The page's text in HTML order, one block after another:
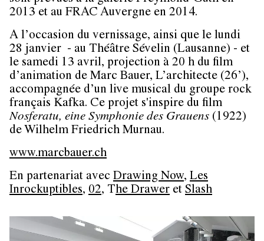
2013 et au FRAC Auvergne en 2014.
A l’occasion du vernissage, ainsi que le lundi
28 janvier - au Théâtre Sévelin (Lausanne) - et
le samedi 13 avril, projection à 20 h du film
d’animation de Marc Bauer, L’architecte (26’),
accompagnée d’un live musical du groupe rock
français Kafka. Ce projet s'inspire du film
Nosferatu, eine Symphonie des Grauens (1922)
de Wilhelm Friedrich Murnau.
www.marcbauer.ch
En partenariat avec Drawing Now, Les
Inrockuptibles, 02, The Drawer et Slash